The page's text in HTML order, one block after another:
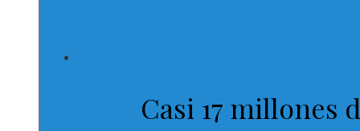
Casi 17 millones